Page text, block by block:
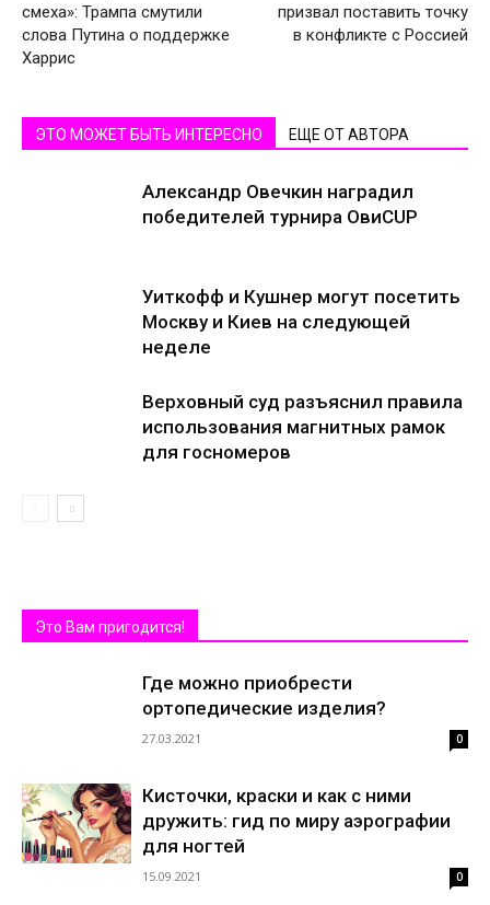
смеха»: Трампа смутили
слова Путина о поддержке
Харрис
призвал поставить точку
в конфликте с Россией
ЭТО МОЖЕТ БЫТЬ ИНТЕРЕСНО ЕЩЕ ОТ АВТОРА
Александр Овечкин наградил
победителей турнира ОвиCUP
Уиткофф и Кушнер могут посетить
Москву и Киев на следующей
неделе
Верховный суд разъяснил правила
использования магнитных рамок
для госномеров
Это Вам пригодится!
Где можно приобрести
ортопедические изделия?
27.03.2021 0
Кисточки, краски и как с ними
дружить: гид по миру аэрографии
для ногтей
15.09.2021 0